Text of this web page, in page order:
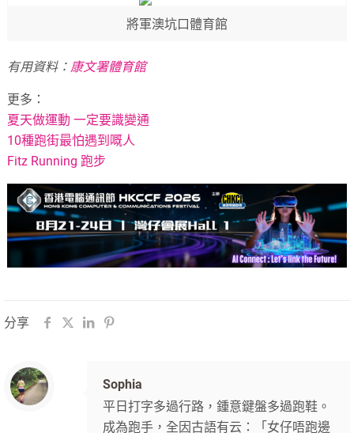
將軍澳坑口體育館
有用資料： 康文署體育館
更多：
夏天做運動 一定要識變通
10種跑街最怕遇到嘅人
Fitz Running 跑步
分享
Sophia
平日打字多過行路，鍾意鍵盤多過跑鞋。
成為跑手，全因古語有云：「女仔唔跑邊